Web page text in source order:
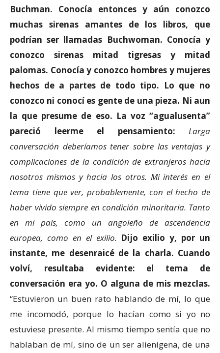
Buchman.
Conocía entonces y aún conozco
muchas sirenas amantes de los libros, que
podrían ser llamadas Buchwoman. Conocía y
conozco sirenas
mitad tigresas y mitad
palomas. Conocía y conozco hombres y mujeres
hechos de a partes de todo tipo. Lo que no
conozco ni conocí es gente de una pieza. Ni aun
la que presume de eso. La voz “agualusenta”
pareció leerme el pensamiento: Larga
conversación deberíamos tener sobre las ventajas y
complicaciones de la condición de extranjeros hacia
nosotros mismos y hacia los otros. Mi interés en el
tema tiene que ver, probablemente, con el hecho de
haber vivido siempre en condición minoritaria. Tanto
en mi país, como un angoleño de ascendencia
europea, como en el exilio. Dijo exilio y, por un
instante, me desenraicé de la charla. Cuando
volví, resultaba evidente: el tema de
conversación era yo. O alguna de mis mezclas.
“Estuvieron un buen rato hablando de mí, lo que
me incomodó, porque lo hacían como si yo no
estuviese presente. Al mismo tiempo sentía que no
hablaban de mí, sino de un ser alienígena, de una